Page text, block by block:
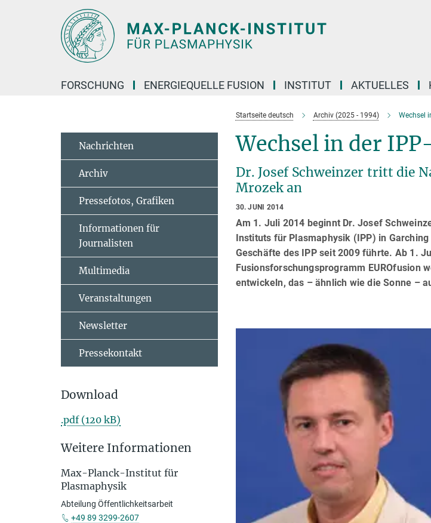
FORSCHUNG ENERGIEQUELLE FUSION INSTITUT AKTUELLES
Startseite deutsch Archiv (2025 - 1994) Wechsel
Wechsel in der
Dr. Josef Schweinzer tritt die
Mrozek an
30. JUNI 2014
Am 1. Juli 2014 beginnt Dr. Josef
Instituts für Plasmaphysik (IPP) in
Geschäfte des IPP seit 2009 führte. Ab 1.
Fusionsforschungsprogramm EUROfusion
entwickeln, das – ähnlich wie die Sonne –
Nachrichten
Archiv
Pressefotos, Grafiken
Informationen für
Journalisten
Multimedia
Veranstaltungen
Newsletter
Pressekontakt
Download
.pdf (120 kB)
Weitere Informationen
Max-Planck-Institut für
Plasmaphysik
Abteilung Öffentlichkeitsarbeit
+49 89 3299-2607